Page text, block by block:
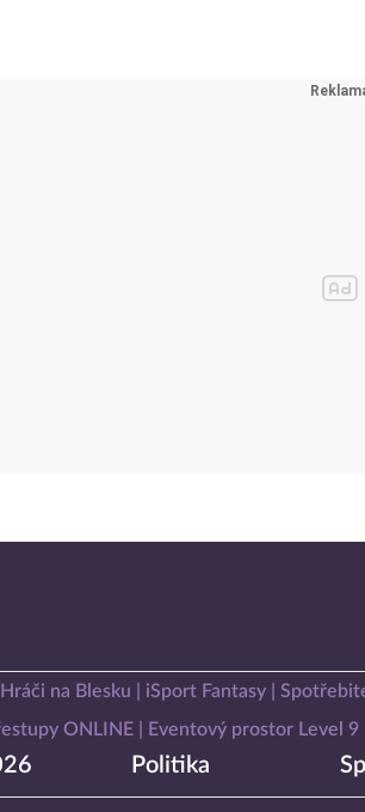
Hráči na Blesku iSport Fantasy
ONLINE Eventový prostor Level 9
Politika